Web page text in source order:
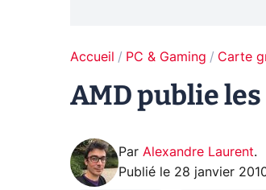
Accueil PC & Gaming Carte
AMD publie
Par Alexandre Laurent.
Publié le 28 janvier